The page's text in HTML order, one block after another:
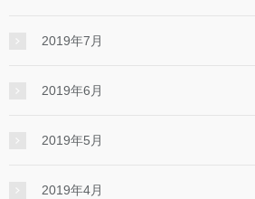
2019年7月
2019年6月
2019年5月
2019年4月